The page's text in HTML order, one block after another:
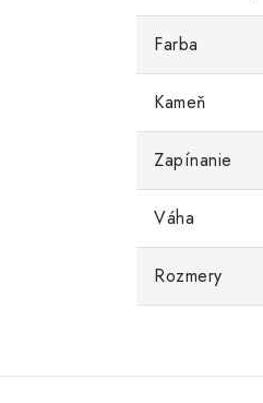
Farba
Kameň
Zapínanie
Váha
Rozmery